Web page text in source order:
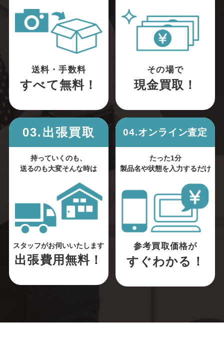
送料・手数料
すべて無料！
その場で
現金買取！
03.出張買取
持っていくのも、
送るのも大変そんな時は
スタッフがお伺いいたします
出張費用無料！
04.オンライン査定
たった1分
製品名や状態を入力するだけ
参考買取価格が
すぐわかる！